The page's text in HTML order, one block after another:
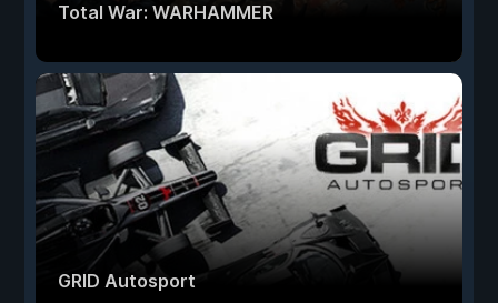
Total War: WARHAMMER
GRID Autosport